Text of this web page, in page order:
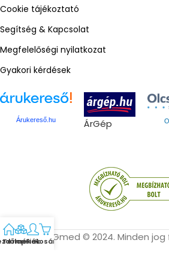
Cookie tájékoztató
Segítség & Kapcsolat
Megfelelőségi nyilatkozat
Gyakori kérdések
Árukereső.hu ÁrGép
Gmed © 2024. Minden
Termékek
FiókKosár